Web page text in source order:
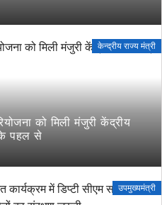
केन्द्रीय राज्य मंत्री
को मिली मंजुरी केंद्रीय
के पहल से
उपमुख्यमंत्री